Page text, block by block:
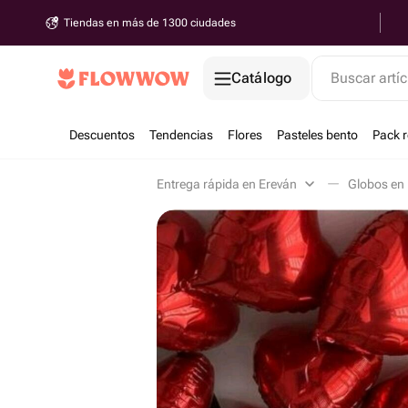
Tiendas en más de 1300 ciudades
Catálogo Buscar
Descuentos Tendencias Flores Pasteles bento Pack
Entrega rápida en Ereván Globos en